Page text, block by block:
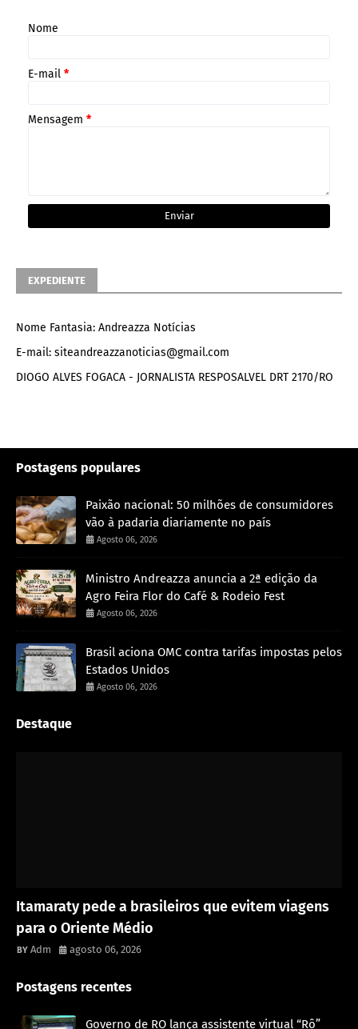
Nome
E-mail *
Mensagem *
EXPEDIENTE
Nome Fantasia: Andreazza Notícias
E-mail: siteandreazzanoticias@gmail.com
DIOGO ALVES FOGACA - JORNALISTA RESPOSALVEL DRT 2170/RO
Postagens populares
Paixão nacional: 50 milhões de consumidores
vão à padaria diariamente no país
Agosto 06, 2026
Ministro Andreazza anuncia a 2ª edição da
Agro Feira Flor do Café & Rodeio Fest
Agosto 06, 2026
Brasil aciona OMC contra tarifas impostas pelos
Estados Unidos
Agosto 06, 2026
Destaque
Itamaraty pede a brasileiros que evitem viagens
para o Oriente Médio
Adm agosto 06, 2026
Postagens recentes
Governo de RO lança assistente virtual “Rô”